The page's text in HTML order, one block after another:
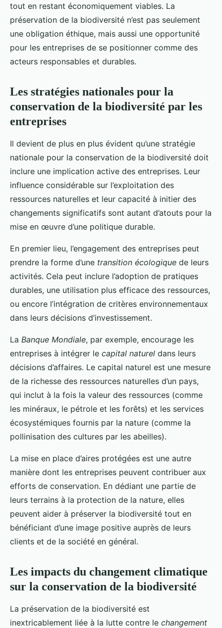
tout en restant économiquement viables. La
préservation de la biodiversité n’est pas seulement
une obligation éthique, mais aussi une opportunité
pour les entreprises de se positionner comme des
acteurs responsables et durables.
Les stratégies nationales pour la
conservation de la biodiversité par les
entreprises
Il devient de plus en plus évident qu’une stratégie
nationale pour la conservation de la biodiversité doit
inclure une implication active des entreprises. Leur
influence considérable sur l’exploitation des
ressources naturelles et leur capacité à initier des
changements significatifs sont autant d’atouts pour la
mise en œuvre d’une politique durable.
En premier lieu, l’engagement des entreprises peut
prendre la forme d’une transition écologique de leurs
activités. Cela peut inclure l’adoption de pratiques
durables, une utilisation plus efficace des ressources,
ou encore l’intégration de critères environnementaux
dans leurs décisions d’investissement.
La Banque Mondiale, par exemple, encourage les
entreprises à intégrer le capital naturel dans leurs
décisions d’affaires. Le capital naturel est une mesure
de la richesse des ressources naturelles d’un pays,
qui inclut à la fois la valeur des ressources (comme
les minéraux, le pétrole et les forêts) et les services
écosystémiques fournis par la nature (comme la
pollinisation des cultures par les abeilles).
La mise en place d’aires protégées est une autre
manière dont les entreprises peuvent contribuer aux
efforts de conservation. En dédiant une partie de
leurs terrains à la protection de la nature, elles
peuvent aider à préserver la biodiversité tout en
bénéficiant d’une image positive auprès de leurs
clients et de la société en général.
Les impacts du changement climatique
sur la conservation de la biodiversité
La préservation de la biodiversité est
inextricablement liée à la lutte contre le changement